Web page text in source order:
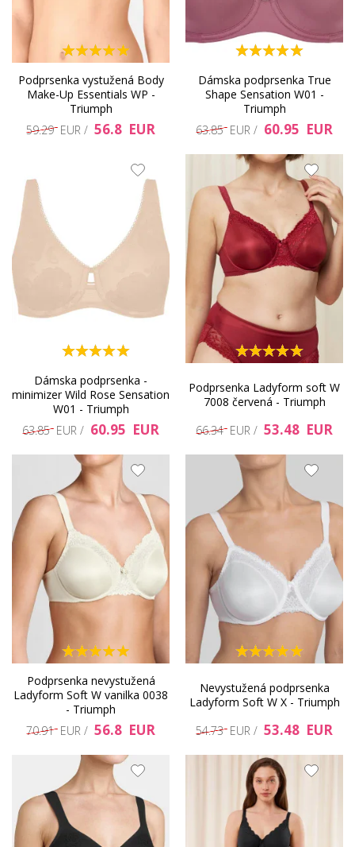
Podprsenka vystužená Body
Make-Up Essentials WP -
Triumph
59.29 EUR / 56.8 EUR
Dámska podprsenka True
Shape Sensation W01 -
Triumph
63.85 EUR / 60.95 EUR
Dámska podprsenka -
minimizer Wild Rose Sensation
W01 - Triumph
63.85 EUR / 60.95 EUR
Podprsenka Ladyform soft W
7008 červená - Triumph
66.34 EUR / 53.48 EUR
Podprsenka nevystužená
Ladyform Soft W vanilka 0038
- Triumph
70.91 EUR / 56.8 EUR
Nevystužená podprsenka
Ladyform Soft W X - Triumph
54.73 EUR / 53.48 EUR